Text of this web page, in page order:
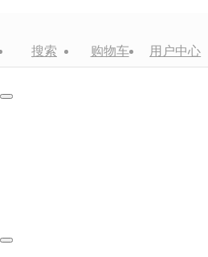
搜索 购物车
用户中心